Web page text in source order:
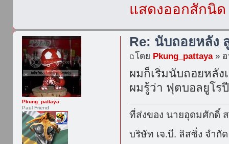
แสดงออกสักนิด
Re: นับถอยหลัง
โดย Pkung_pattaya» อ
ผมก็เริ่มนับถอยหลั
ผมรู้ว่า ฟุตบอลยูโร
ที่ส่งของ นายอุดมศักดิ์
บริษัท เจ.บี. ลิสซิ่ง จำกัด
Pkung_pattaya
Paul Friend